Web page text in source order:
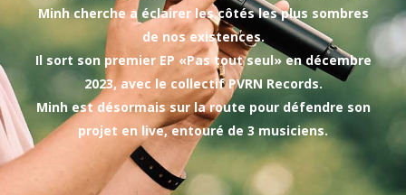
Minh cherche a éclairer les côtés les plus sombres
de nos existences.
Il sort son premier EP «Pas tout seul» en décembre
2023, avec le collectif PVRN Records.
Minh est désormais sur la route pour défendre son
projet en live, entouré de 3 musiciens.